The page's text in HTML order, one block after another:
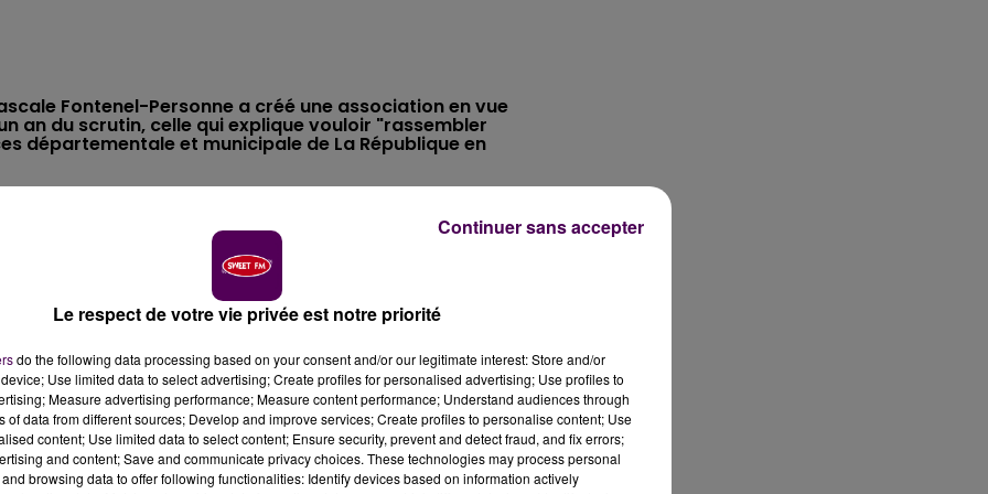
Fontenel-Personne a créé une association en vue
an du scrutin, celle qui explique vouloir "rassembler
départementale et municipale de La République en
de maire du Mans ? A ce stade, elle assure que non.
de la Sarthe, notamment associée à l’ancien procureur
"Ensemble Autr’Mans"dont le but affiché est
avec en ligne de mire le scrutin de 2020.
étant basée sur les fondements que sont"la liberté, la
des individus, la laïcité, la justice sociale, les
l’écologie, le bien vivre ensemble
Le respect de votre vie privée est notre priorité
do the following data processing based on your consent and/or our legitimate interest: Store and/or
Use limited data to select advertising; Create profiles for personalised advertising; Use profiles to
Measure advertising performance; Measure content performance; Understand audiences through
of data from different sources; Develop and improve services; Create profiles to personalise content; Use
content; Use limited data to select content; Ensure security, prevent and detect fraud, and fix errors;
and content; Save and communicate privacy choices. These technologies may process personal
browsing data to offer following functionalities: Identify devices based on information actively
Continuer sans accepter